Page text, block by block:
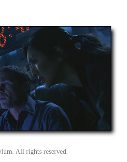
All rights reserved.